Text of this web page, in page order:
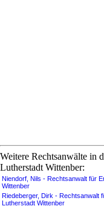
Weitere Rechtsanwälte in
Lutherstadt Wittenber:
Niendorf, Nils - Rechtsanwalt für
Wittenber
Riedeberger, Dirk - Rechtsanwalt
Lutherstadt Wittenber